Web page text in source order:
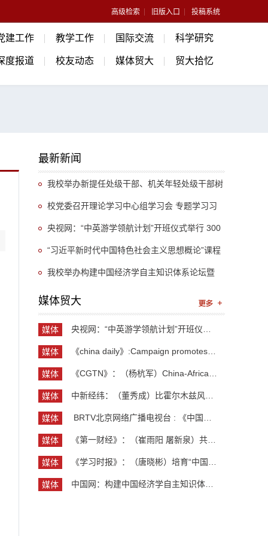
高级检索 旧版入口 投稿系统
建工作 教学工作 国际交流 科学研究
度报道 校友动态 媒体贸大 贸大拾忆
最新新闻
我校举办新提任处级干部、机关年轻处级干部树
立和践行正确政绩观专题培训班
校党委召开理论学习中心组学习会 专题学习习
近平总书记关于推动哲学社会科学高质量发展的重
要指示精神
央视网：“中英游学领航计划”开班仪式举行 300
余名英国学生开启“游学中国”旅程
“习近平新时代中国特色社会主义思想概论”课程
“UIBE新思想大讲堂”第九讲开讲
我校举办构建中国经济学自主知识体系论坛暨
《中国开放型经济学》教学研讨会
媒体贸大
媒体
媒体
媒体
媒体
媒体
媒体
媒体
媒体